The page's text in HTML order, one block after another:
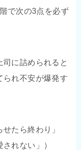
で次の3点を必ず
司に詰められると
られ不安が爆発す
せたら終わり」
れない」）